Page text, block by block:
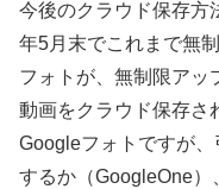
今後のクラウド保存方
年5月末でこれまで無
フォトが、無制限アッ
動画をクラウド保存さ
Googleフォトですが
するか（GoogleOne）